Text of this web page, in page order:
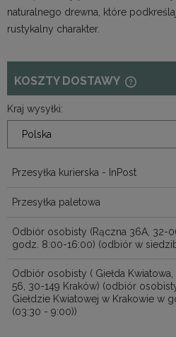
naturalnego drewna, które
rustykalny charakter.
KOSZTY DOSTAWY
Kraj wysyłki:
Przesyłka kurierska - InPost
Przesyłka paletowa
Odbiór osobisty (Rączna 36A, 32-
godz. 8:00-16:00) (odbiór w
Odbiór osobisty ( Giełda Kwiatowa,
56, 30-149 Kraków) (odbiór
Giełdzie Kwiatowej w Krakowie w
(03:30 - 9:00))